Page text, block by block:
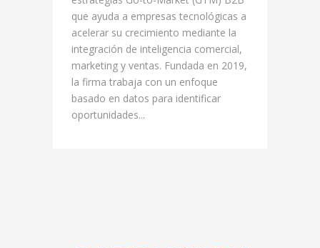
que ayuda a empresas tecnológicas a
acelerar su crecimiento mediante la
integración de inteligencia comercial,
marketing y ventas. Fundada en 2019,
la firma trabaja con un enfoque
basado en datos para identificar
oportunidades...